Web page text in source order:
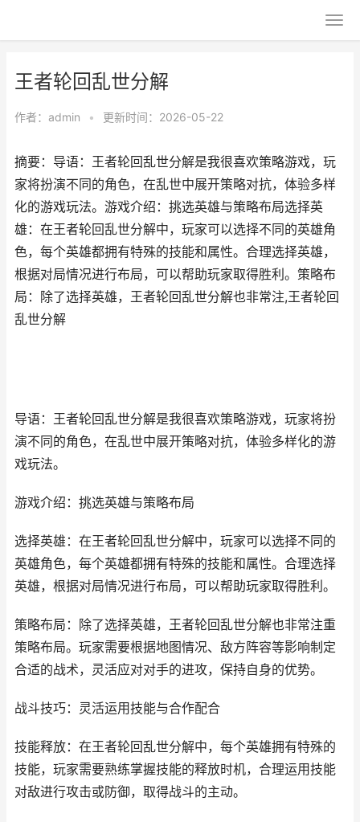
王者轮回乱世分解
作者： admin • 更新时间：2026-05-22
摘要：导语：王者轮回乱世分解是我很喜欢策略游戏，玩
家将扮演不同的角色，在乱世中展开策略对抗，体验多样
化的游戏玩法。游戏介绍：挑选英雄与策略布局选择英
雄：在王者轮回乱世分解中，玩家可以选择不同的英雄角
色，每个英雄都拥有特殊的技能和属性。合理选择英雄，
根据对局情况进行布局，可以帮助玩家取得胜利。策略布
局：除了选择英雄，王者轮回乱世分解也非常注,王者轮回
乱世分解
导语：王者轮回乱世分解是我很喜欢策略游戏，玩家将扮
演不同的角色，在乱世中展开策略对抗，体验多样化的游
戏玩法。
游戏介绍：挑选英雄与策略布局
选择英雄：在王者轮回乱世分解中，玩家可以选择不同的
英雄角色，每个英雄都拥有特殊的技能和属性。合理选择
英雄，根据对局情况进行布局，可以帮助玩家取得胜利。
策略布局：除了选择英雄，王者轮回乱世分解也非常注重
策略布局。玩家需要根据地图情况、敌方阵容等影响制定
合适的战术，灵活应对对手的进攻，保持自身的优势。
战斗技巧：灵活运用技能与合作配合
技能释放：在王者轮回乱世分解中，每个英雄拥有特殊的
技能，玩家需要熟练掌握技能的释放时机，合理运用技能
对敌进行攻击或防御，取得战斗的主动。